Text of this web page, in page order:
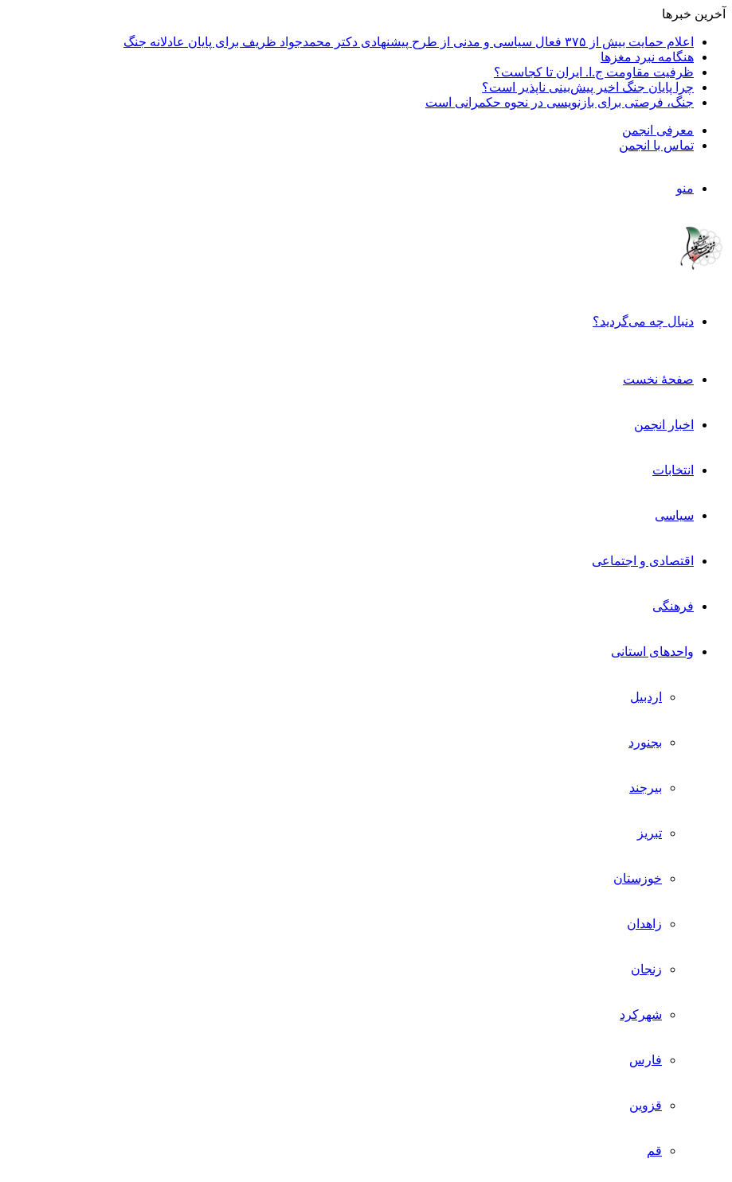
آخرین خبرها
اعلام حمایت بیش از ۳۷۵ فعال سیاسی و مدنی از طرح پیشنهادی دکتر محمدجواد ظریف برای پایان عادلانه جنگ
هنگامه نبرد مغزها
ظرفیت مقاومت ج.ا. ایران تا کجاست؟
چرا پایان جنگ اخیر پیش‌بینی ناپذیر است؟
جنگ، فرصتی برای بازنویسی در نحوه حکمرانی است
معرفی انجمن
تماس با انجمن
منو
دنبال چه می‌گردید؟
صفحۀ نخست
اخبار انجمن
انتخابات
سیاسی
اقتصادی و اجتماعی
فرهنگی
واحدهای استانی
اردبیل
بجنورد
بیرجند
تبریز
خوزستان
زاهدان
زنجان
شهرکرد
فارس
قزوین
قم